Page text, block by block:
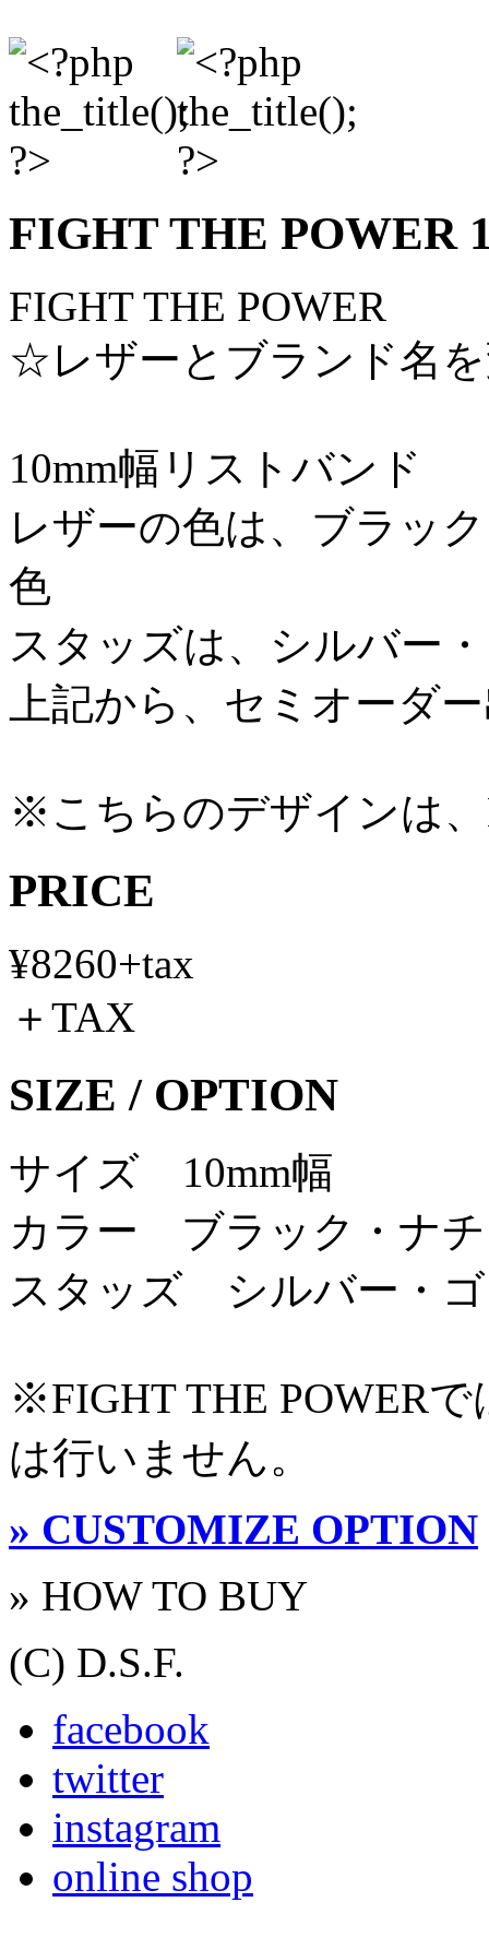
FIGHT THE POWER
FIGHT THE POWER
☆レザーとブランド名
10mm幅リストバンド
レザーの色は、ブラッ
色
スタッズは、シルバー
上記から、セミオーダ
※こちらのデザインは
PRICE
¥8260+tax
＋TAX
SIZE / OPTION
サイズ 10mm幅
カラー ブラック・ナ
スタッズ シルバー・
※FIGHT THE POWER
は行いません。
» CUSTOMIZE OPTION
» HOW TO BUY
(C) D.S.F.
facebook
twitter
instagram
online shop